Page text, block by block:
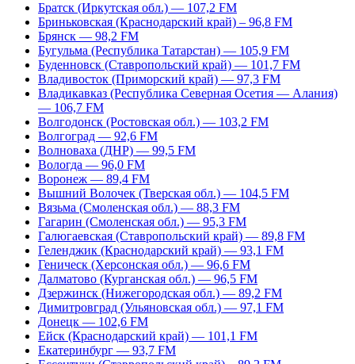
Братск (Иркутская обл.) — 107,2 FM
Бриньковская (Краснодарский край) – 96,8 FM
Брянск — 98,2 FM
Бугульма (Республика Татарстан) — 105,9 FM
Буденновск (Ставропольский край) — 101,7 FM
Владивосток (Приморский край) — 97,3 FM
Владикавказ (Республика Северная Осетия — Алания)
— 106,7 FM
Волгодонск (Ростовская обл.) — 103,2 FM
Волгоград — 92,6 FM
Волноваха (ДНР) — 99,5 FM
Вологда — 96,0 FM
Воронеж — 89,4 FM
Вышний Волочек (Тверская обл.) — 104,5 FM
Вязьма (Смоленская обл.) — 88,3 FM
Гагарин (Смоленская обл.) — 95,3 FM
Галюгаевская (Ставропольский край) — 89,8 FM
Геленджик (Краснодарский край) — 93,1 FM
Геническ (Херсонская обл.) — 96,6 FM
Далматово (Курганская обл.) — 96,5 FM
Дзержинск (Нижегородская обл.) — 89,2 FM
Димитровград (Ульяновская обл.) — 97,1 FM
Донецк — 102,6 FM
Ейск (Краснодарский край) — 101,1 FM
Екатеринбург — 93,7 FM